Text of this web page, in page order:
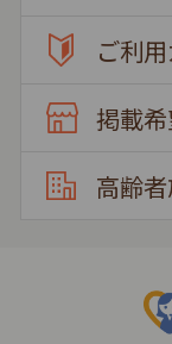
ご利
掲載
高齢